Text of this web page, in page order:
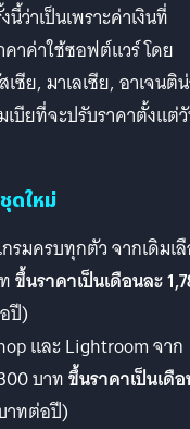
ว่าเป็นเพราะค่าเงินที่
าค่าใช้ซอฟต์แวร์ โดย
ซีย, มาเลเซีย, อาเจนติ
บียที่จะปรับราคาตั้งแต่
ดใหม่
รมครบทุกตัว จากเดิมเ
ขึ้นราคาเป็นเดือนละ
ปี)
และ Lightroom จาก
บาทขึ้นราคาเป็นเดื
าทต่อปี)